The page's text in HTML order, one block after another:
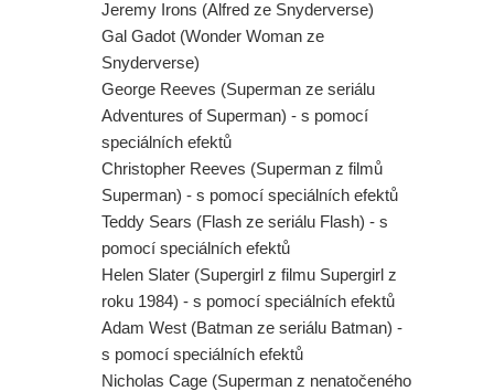
Režisér Spider-Mana odmítl dohled
na Avengers. A opravdu se na place
Zbrusu nového dne pohyboval
Jackie Chan?
Dvě ochutnávka z DC série
Lanterns. A co mělo být ve
vystřižené scéně ze Spider-Man:
Zbrusu nový den s postavou z
Jeremy Irons (Alfred ze Snyderverse)
Gal Gadot (Wonder Woman ze
Snyderverse)
George Reeves (Superman ze seriálu
Adventures of Superman) - s pomocí
speciálních efektů
Christopher Reeves (Superman z filmů
Superman) - s pomocí speciálních efektů
Teddy Sears (Flash ze seriálu Flash) - s
pomocí speciálních efektů
Helen Slater (Supergirl z filmu Supergirl z
roku 1984) - s pomocí speciálních efektů
Adam West (Batman ze seriálu Batman) -
s pomocí speciálních efektů
Nicholas Cage (Superman z nenatočeného